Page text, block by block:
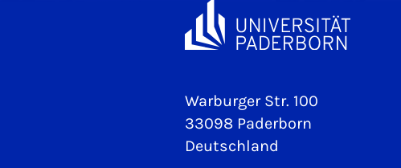
Warburger Str. 100
33098 Paderborn
Deutschland